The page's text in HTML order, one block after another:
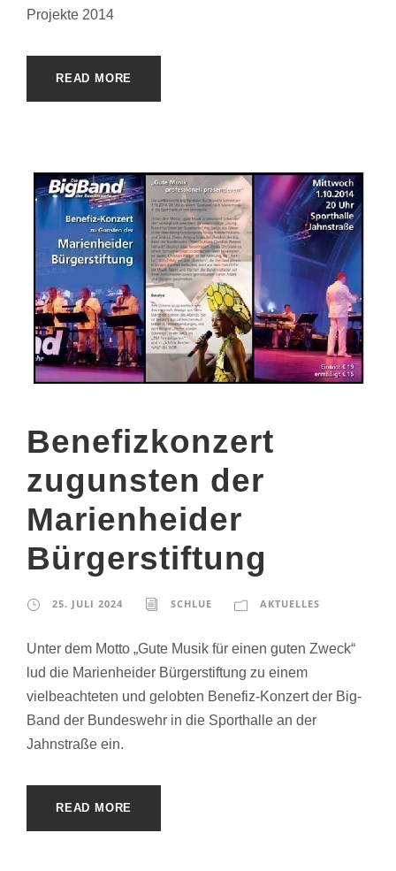
Projekte 2014
READ MORE
Benefizkonzert
zugunsten der
Marienheider
Bürgerstiftung
25. JULI 2024 SCHLUE AKTUELLES
Unter dem Motto „Gute Musik für einen guten Zweck“
lud die Marienheider Bürgerstiftung zu einem
vielbeachteten und gelobten Benefiz-Konzert der Big-
Band der Bundeswehr in die Sporthalle an der
Jahnstraße ein.
READ MORE